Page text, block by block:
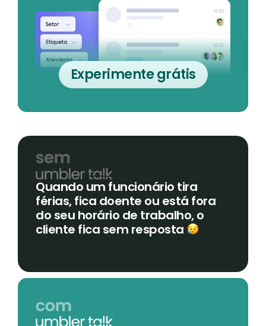
Experimente grátis
Quando um funcionário tira
férias, fica doente ou está fora
do seu horário de trabalho, o
cliente fica sem resposta